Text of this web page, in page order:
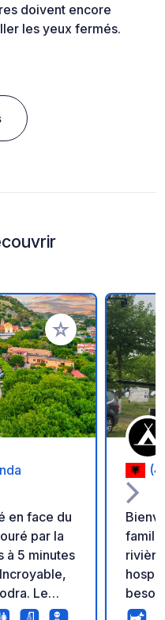
doivent encore
les yeux fermés.
Ajouter à vos
en face du
par la
à 5 minutes
Le
sur 10 000